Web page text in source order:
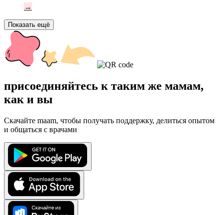
→
Показать ещё
присоединяйтесь к таким же мамам,
как и вы
Скачайте maam, чтобы получать поддержку, делиться опытом
и общаться с врачами